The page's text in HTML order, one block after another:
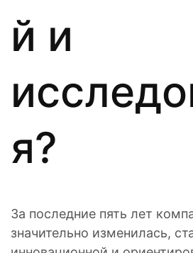
й и
я?
За последние пять лет
значительно изменилась,